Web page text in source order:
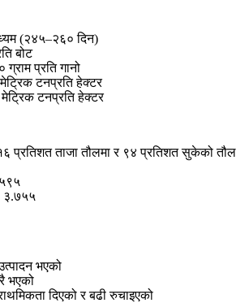
(२४५–२६० दिन)
बोट
प्रति गानो
टनप्रति हेक्टर
मेट्रिक टनप्रति हेक्टर
प्रतिशत ताजा तौलमा र ९४ प्रतिशत सुकेको तौल
३.७५५
भएको
भएको
दिएको र बढी रुचाइएको